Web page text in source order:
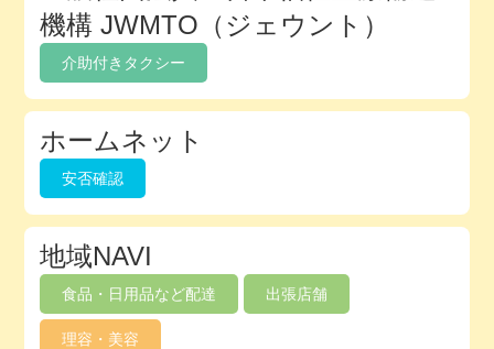
機構 JWMTO（ジェウント）
介助付きタクシー
ホームネット
安否確認
地域NAVI
食品・日用品など配達 出張店舗
理容・美容